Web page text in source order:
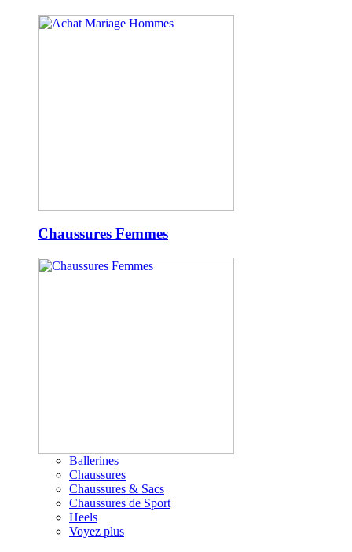
Chaussures Femmes
Ballerines
Chaussures
Chaussures & Sacs
Chaussures de Sport
Heels
Voyez plus